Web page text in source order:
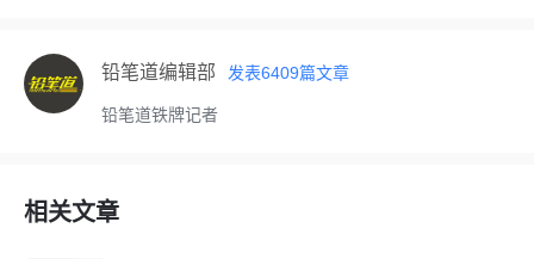
铅笔道编辑部 发表6409篇文章
铅笔道铁牌记者
相关文章